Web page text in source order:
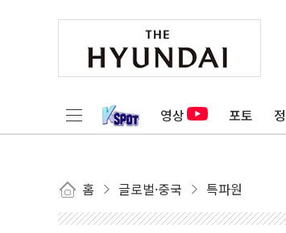
영상 포토
홈 글로벌·중국 특파원